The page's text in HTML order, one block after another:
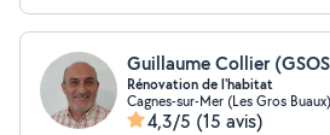
Guillaume Collier
Rénovation de l'habitat
Cagnes-sur-Mer (Les Gros Buaux)
4,3/5 (15 avis)